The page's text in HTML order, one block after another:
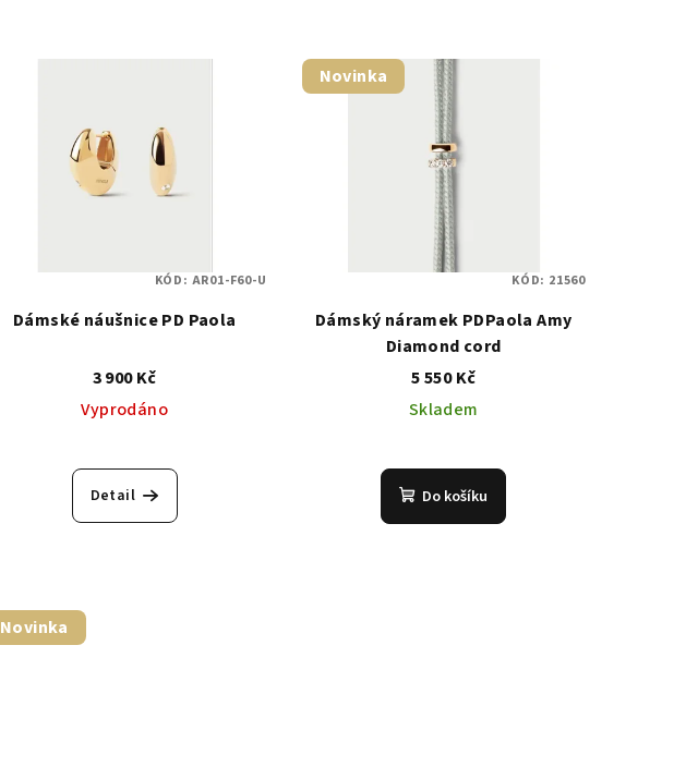
Dámské náušnice PD Paola
3 900 Kč
Vyprodáno
Detail
KÓD: AR01-F60-U
Novinka
Dámský náramek PDPaola Amy
Diamond cord
5 550 Kč
Skladem
Do košíku
KÓD: 21560
Novinka